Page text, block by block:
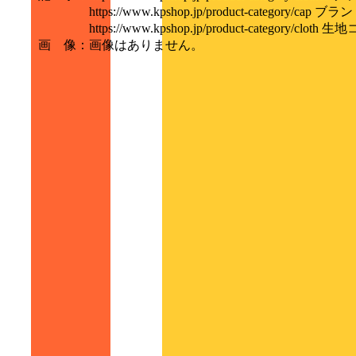
https://www.kpshop.jp/product-category/cap ブラ
https://www.kpshop.jp/product-category/cloth 生地
画 像 ： 画像はありません。